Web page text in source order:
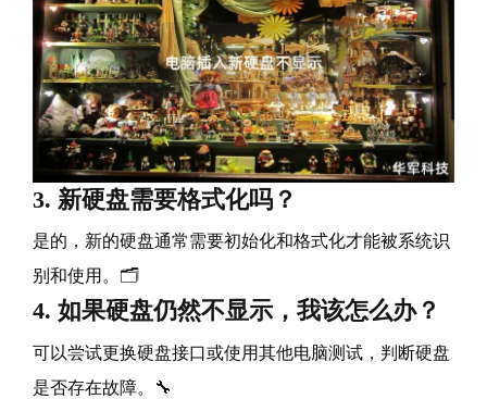
3. 新硬盘需要格式化吗？
是的，新的硬盘通常需要初始化和格式化才能被系统识
别和使用。🗂️
4. 如果硬盘仍然不显示，我该怎么办？
可以尝试更换硬盘接口或使用其他电脑测试，判断硬盘
是否存在故障。🔧